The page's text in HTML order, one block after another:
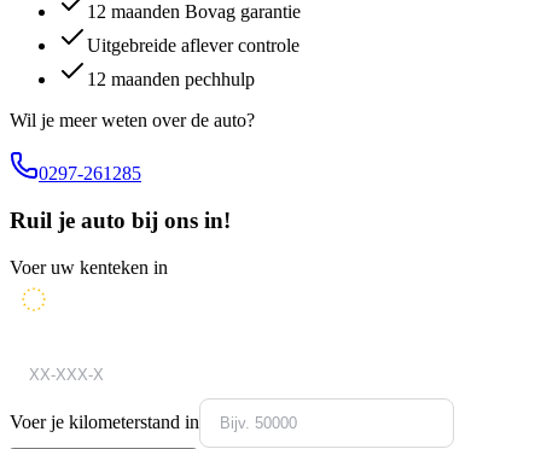
12 maanden Bovag garantie
Uitgebreide aflever controle
12 maanden pechhulp
Wil je meer weten over de auto?
0297-261285
Ruil je auto bij ons in!
Voer uw kenteken in
Voer je kilometerstand in